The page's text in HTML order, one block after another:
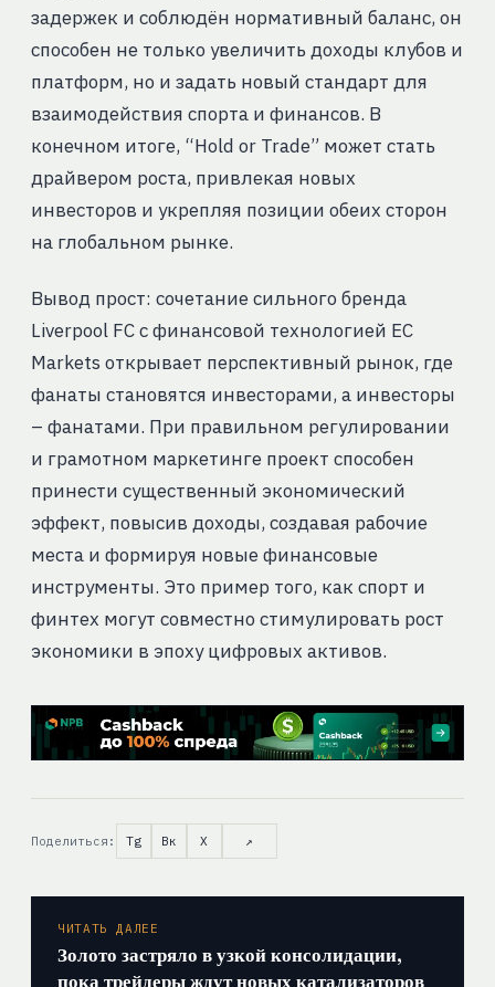
задержек и соблюдён нормативный баланс, он
способен не только увеличить доходы клубов и
платформ, но и задать новый стандарт для
взаимодействия спорта и финансов. В
конечном итоге, “Hold or Trade” может стать
драйвером роста, привлекая новых
инвесторов и укрепляя позиции обеих сторон
на глобальном рынке.
Вывод прост: сочетание сильного бренда
Liverpool FC с финансовой технологией EC
Markets открывает перспективный рынок, где
фанаты становятся инвесторами, а инвесторы
– фанатами. При правильном регулировании
и грамотном маркетинге проект способен
принести существенный экономический
эффект, повысив доходы, создавая рабочие
места и формируя новые финансовые
инструменты. Это пример того, как спорт и
финтех могут совместно стимулировать рост
экономики в эпоху цифровых активов.
Поделиться: Tg Вк X ↗
ЧИТАТЬ ДАЛЕЕ
Золото застряло в узкой консолидации,
пока трейдеры ждут новых катализаторов